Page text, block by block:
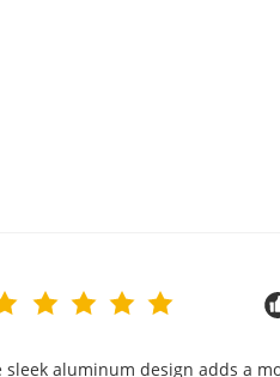
aluminum design adds a